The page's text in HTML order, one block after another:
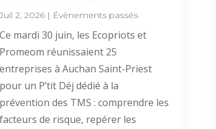
Juil 2, 2026 | Évènements passés
Ce mardi 30 juin, les Ecopriots et
Promeom réunissaient 25
entreprises à Auchan Saint-Priest
pour un P’tit Déj dédié à la
prévention des TMS : comprendre les
facteurs de risque, repérer les